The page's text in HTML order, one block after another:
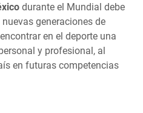
durante el Mundial debe
generaciones de
en el deporte una
y profesional, al
en futuras competencias